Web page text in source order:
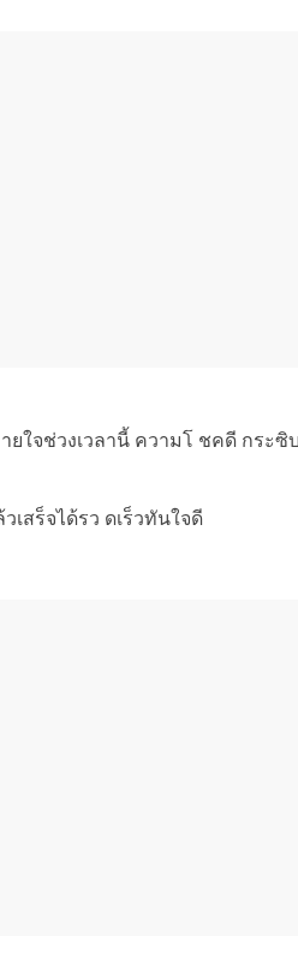
ยใจช่วงเวลานี้ ความโ ชคดี กระซิ
เสร็จได้รว ดเร็วทันใจดี